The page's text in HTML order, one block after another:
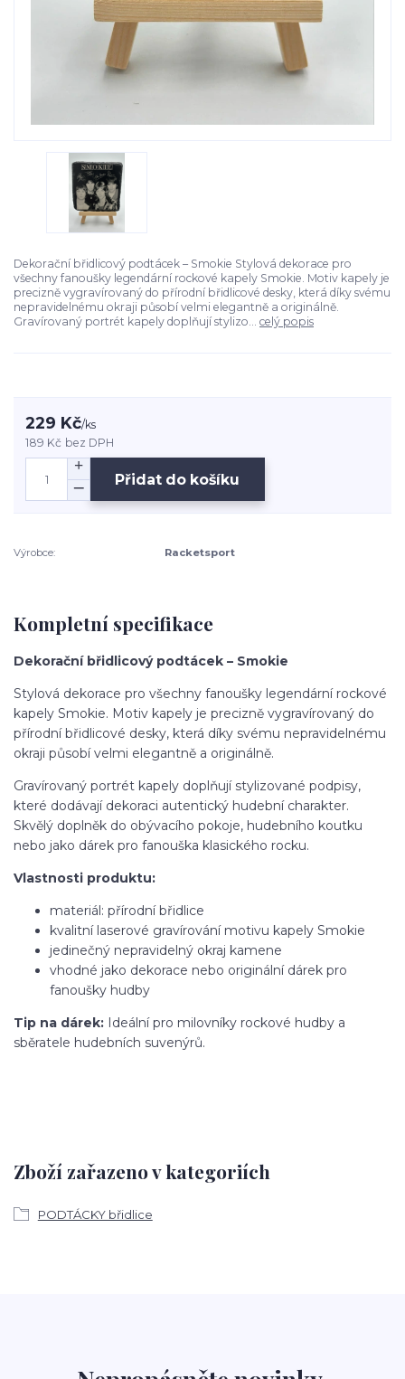
Dekorační břidlicový podtácek – Smokie Stylová dekorace pro
všechny fanoušky legendární rockové kapely Smokie. Motiv kapely je
precizně vygravírovaný do přírodní břidlicové desky, která díky svému
nepravidelnému okraji působí velmi elegantně a originálně.
Gravírovaný portrét kapely doplňují stylizo... celý popis
229 Kč/ks
189 Kč bez DPH
Přidat do košíku
Výrobce: Racketsport
Kompletní specifikace
Dekorační břidlicový podtácek – Smokie
Stylová dekorace pro všechny fanoušky legendární rockové
kapely Smokie. Motiv kapely je precizně vygravírovaný do
přírodní břidlicové desky, která díky svému nepravidelnému
okraji působí velmi elegantně a originálně.
Gravírovaný portrét kapely doplňují stylizované podpisy,
které dodávají dekoraci autentický hudební charakter.
Skvělý doplněk do obývacího pokoje, hudebního koutku
nebo jako dárek pro fanouška klasického rocku.
Vlastnosti produktu:
materiál: přírodní břidlice
kvalitní laserové gravírování motivu kapely Smokie
jedinečný nepravidelný okraj kamene
vhodné jako dekorace nebo originální dárek pro
fanoušky hudby
Tip na dárek: Ideální pro milovníky rockové hudby a
sběratele hudebních suvenýrů.
Zboží zařazeno v kategoriích
PODTÁCKY břidlice